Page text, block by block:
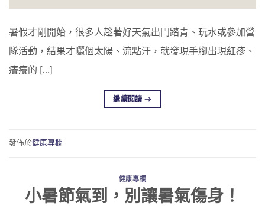
暑假才剛開始，很多人趁著好天氣出門踏青、玩水或參加營
隊活動，結果才曬個太陽、流點汗，就發現手腳出現紅疹、
癢癢的 […]
繼續閱讀→
發佈於健康專欄
健康專欄
小暑節氣到，別讓暑氣傷身！